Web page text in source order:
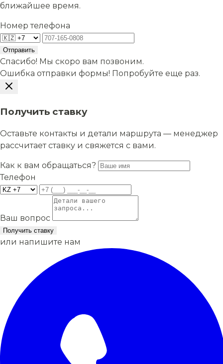
ближайшее время.
Номер телефона
Отправить
Спасибо! Мы скоро вам позвоним.
Ошибка отправки формы! Попробуйте еще раз.
Получить ставку
Оставьте контакты и детали маршрута — менеджер
рассчитает ставку и свяжется с вами.
Как к вам обращаться?
Телефон
Ваш вопрос
Получить ставку
или напишите нам